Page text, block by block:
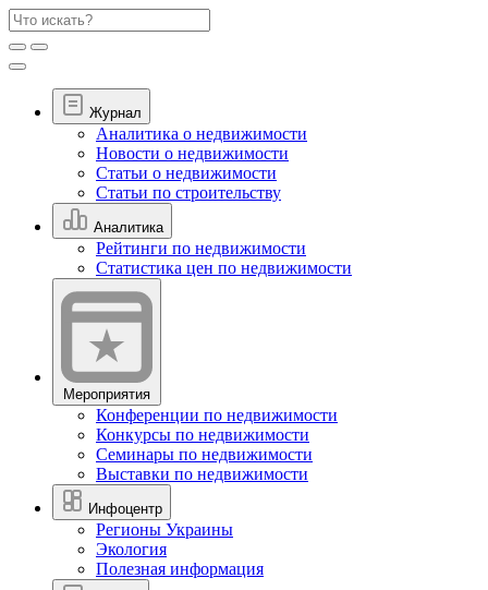
Журнал
Аналитика о недвижимости
Новости о недвижимости
Статьи о недвижимости
Статьи по строительству
Аналитика
Рейтинги по недвижимости
Статистика цен по недвижимости
Мероприятия
Конференции по недвижимости
Конкурсы по недвижимости
Семинары по недвижимости
Выставки по недвижимости
Инфоцентр
Регионы Украины
Экология
Полезная информация